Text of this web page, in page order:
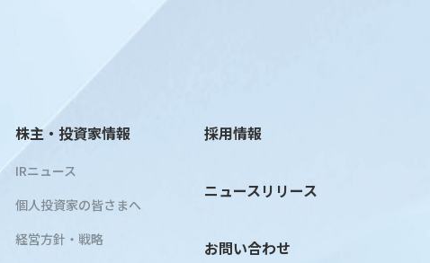
株主・投資家情報
IRニュース
個人投資家の皆さまへ
経営方針・戦略
採用情報
ニュースリリース
お問い合わせ